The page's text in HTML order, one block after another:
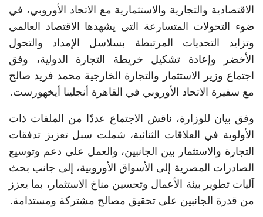
الاقتصادية والتجارية والاستثمارية مع الاتحاد الأوروبي، في
ضوء التحولات المتسارعة التي يشهدها الاقتصاد العالمي
وتزايد التحديات المرتبطة بسلاسل الإمداد والتحول
الأخضر وإعادة تشكيل خريطة التجارة الدولية، وفق
اجتماع وزير الاستثمار والتجارة الخارجية محمد فريد صالح
مع سفيرة الاتحاد الأوروبي في القاهرة أنجلينا أيخهورست.
وفق بيان للوزارة، ناقش الاجتماع عددًا من الملفات ذات
الأولوية في العلاقات الثنائية، شملت سبل تعزيز تدفقات
التجارة والاستثمار بين الجانبين، والعمل على دعم وتوسيع
الصادرات المصرية إلى الأسواق الأوروبية، إلى جانب بحث
آليات تطوير بيئة الأعمال وتحسين مناخ الاستثمار، بما يعزز
من قدرة الجانبين على تحقيق مصالح مشتركة ومستدامة.